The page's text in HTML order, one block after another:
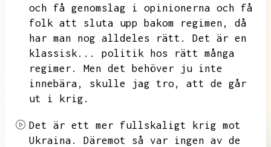
och få genomslag i opinionerna och få
folk att sluta upp bakom regimen,
då
har man nog alldeles rätt.
Det är en
klassisk...
politik hos rätt många
regimer.
Men det behöver ju inte
innebära,
skulle jag tro,
att de går
ut i krig.
Det är ett mer fullskaligt krig mot
Ukraina.
Däremot så var ingen av de